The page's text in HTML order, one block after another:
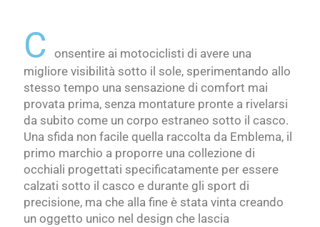
C onsentire ai motociclisti di avere una
migliore visibilità sotto il sole, sperimentando allo
stesso tempo una sensazione di comfort mai
provata prima, senza montature pronte a rivelarsi
da subito come un corpo estraneo sotto il casco.
Una sfida non facile quella raccolta da Emblema, il
primo marchio a proporre una collezione di
occhiali progettati specificatamente per essere
calzati sotto il casco e durante gli sport di
precisione, ma che alla fine è stata vinta creando
un oggetto unico nel design che lascia